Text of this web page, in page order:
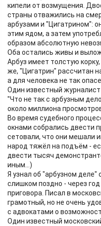
кипели от возмущения.
страны отважились на
арбузами и "Цигатрином":
этим ядом, а затем
образом абсолютную
Оба остались живы и
Арбуз имеет толстую
же, "Цигатрин" рассчитан
а для человека не так
Один известный
"Что не так с арбузным
около миллиона
Во время судебного
окнами собрались двести
сетовали, что они мешали
народ тяжёл на подъём -
двести тысяч
иным...)
Я узнал об "арбузном деле"
слишком поздно - через
приговора. Писал в
грамотный, но не очень
с адвокатами о
Один известный